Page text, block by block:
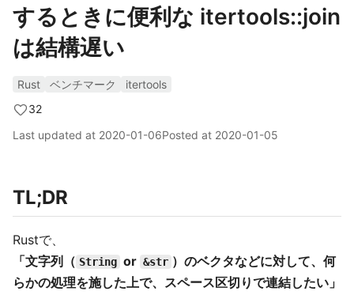
するときに便利な itertools::join
は結構遅い
Rust ベンチマーク
itertools
32
Last updated at 2020-01-06Posted at 2020-01-05
TL;DR
Rustで、
「文字列（ String or &str ）のベクタなどに対して、何
らかの処理を施した上で、スペース区切りで連結したい」